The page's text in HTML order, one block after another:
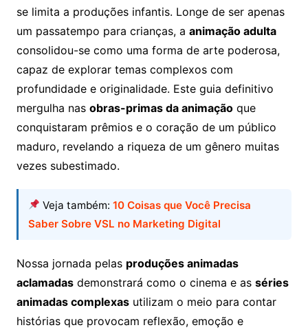
se limita a produções infantis. Longe de ser apenas
um passatempo para crianças, a animação adulta
consolidou-se como uma forma de arte poderosa,
capaz de explorar temas complexos com
profundidade e originalidade. Este guia definitivo
mergulha nas obras-primas da animaçãoque
conquistaram prêmios e o coração de um público
maduro, revelando a riqueza de um gênero muitas
vezes subestimado.
Veja também:10 Coisas que Você Precisa
Saber Sobre VSL no Marketing Digital
Nossa jornada pelas produções animadas
aclamadasdemonstrará como o cinema e as séries
animadas complexasutilizam o meio para contar
histórias que provocam reflexão, emoção e